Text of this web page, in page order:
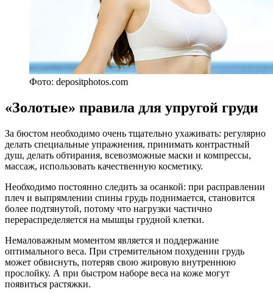
Фото: depositphotos.com
«Золотые» правила для упругой груди
За бюстом необходимо очень тщательно ухаживать: регулярно
делать специальные упражнения, принимать контрастный
душ, делать обтирания, всевозможные маски и компрессы,
массаж, использовать качественную косметику.
Необходимо постоянно следить за осанкой: при расправлении
плеч и выпрямлении спины грудь поднимается, становится
более подтянутой, потому что нагрузки частично
перераспределяется на мышцы грудной клетки.
Немаловажным моментом является и поддержание
оптимального веса. При стремительном похудении грудь
может обвиснуть, потеряв свою жировую внутреннюю
прослойку. А при быстром наборе веса на коже могут
появиться растяжки.